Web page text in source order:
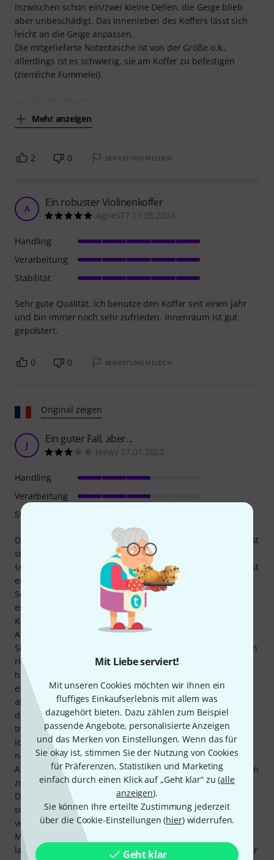
Mit Liebe serviert!
Mit unseren Cookies möchten wir Ihnen ein
fluffiges Einkaufserlebnis mit allem was
dazugehört bieten. Dazu zählen zum Beispiel
passende Angebote, personalisierte Anzeigen
und das Merken von Einstellungen. Wenn das für
Sie okay ist, stimmen Sie der Nutzung von Cookies
für Präferenzen, Statistiken und Marketing
einfach durch einen Klick auf „Geht klar“ zu (alle
anzeigen).
Sie können Ihre erteilte Zustimmung jederzeit
über die Cookie-Einstellungen (hier) widerrufen.
Geht klar
inzwischen schon ein/zwei kleine Dellen, die Geige blieb
aber unbeschädigt. Das Innenleben des Koffers lässt sich
leicht an die Geige anpassen.
Die mitgelieferte Notentasche ist von der Größe o.k.,
allerdings ist es schwierig, sie am Koffer zu befestigen
(ziemliche Fummelei).
Mehr anzeigen
2 0 BEWERTUNG MELDEN
A Ein robuster Violinenkoffer
Agnes77 11.05.2024
Sehr gute Qualität. Ich benutze den Koffer seit einen Jahr
und bin immer noch sehr zufrieden. Innenraum ist gut
gepolstert.
Handling
Verarbeitung
Stabilität
0 0 BEWERTUNG MELDEN
Original zeigen
J Ein guter Fall, aber...
Jeewy 27.01.2022
Dieses Etui erfüllt seinen Zweck hervorragend: Ihre Geige ist
sicher verstaut, und vor allem lässt sich die Schulterstütze
seitlich befestigen (sie wird mit Klettverschluss fixiert). Es ist
erstaunlich, wie viele Etuis nicht einmal Platz für die
Schulterstütze bieten (!!!), dieses hier aber schon. Es gibt
eine herausnehmbare Tasche mit Reißverschluss für
Kolophonium, Ersatzsaiten, einen Bleistift usw. Die
Außentasche ist gerade groß genug für DIN-A4-Blätter (ja,
Sie haben richtig gelesen: Blätter). Erwarten Sie nicht, einen
richtigen Ordner unterzubringen (es sei denn, er ist
hauchdünn). Für Ihre Noten benötigen Sie also definitiv
eine separate Tasche. Die Außentasche ist übrigens vor
allem praktisch, um Ihren Rücken zu entlasten, wenn Sie
das Etui mit den mitgelieferten Gurten auf dem Rücken
tragen. Außerdem können Sie vier Bögen darin verstauen.
Ich habe den Sinn dahinter erst verstanden, als ich einen
neuen Bogen suchte und mir der Geigenbauer drei zur
Auswahl gab. Ich muss zugeben, es war sehr praktisch! Nun
zu den zwei größten Nachteilen dieses Koffers: 1. Der
Deckel hat beim Öffnen einen leicht spitzen Winkel und
schließt sofort wieder. Vermutlich soll das ein Umkippen
verhindern, aber man muss ihn trotzdem oft festhalten.
Meiner Meinung nach sollte er sich exakt um 90° öffnen
lassen und der Boden verstärkt sein, um den Koffer stabiler
Handling
Verarbeitung
Stabilität